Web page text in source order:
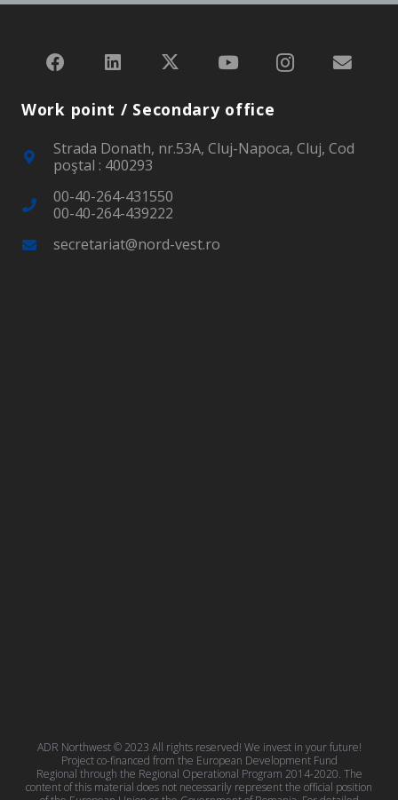
Work point / Secondary office
Strada Donath, nr.53A, Cluj-Napoca, Cluj, Cod
poştal : 400293
00-40-264-431550
00-40-264-439222
secretariat@nord-vest.ro
ADR Northwest © 2023 All rights reserved! We invest in your future!
Project co-financed from the European Development Fund
Regional through the Regional Operational Program 2014-2020. The
content of this material does not necessarily represent the official position